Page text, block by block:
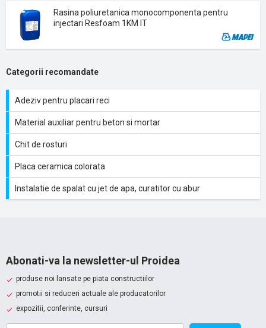
Rasina poliuretanica monocomponenta pentru
injectari Resfoam 1KM IT
Categorii recomandate
Adeziv pentru placari reci
Material auxiliar pentru beton si mortar
Chit de rosturi
Placa ceramica colorata
Instalatie de spalat cu jet de apa, curatitor cu abur
Abonati-va la newsletter-ul Proidea
produse noi lansate pe piata constructiilor
promotii si reduceri actuale ale producatorilor
expozitii, conferinte, cursuri